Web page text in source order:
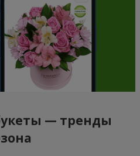
— тренды